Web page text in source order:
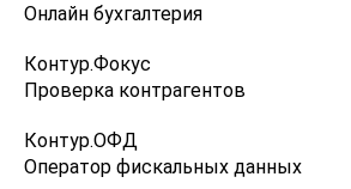
Онлайн бухгалтерия
Контур.Фокус
Проверка контрагентов
Контур.ОФД
Оператор фискальных данных